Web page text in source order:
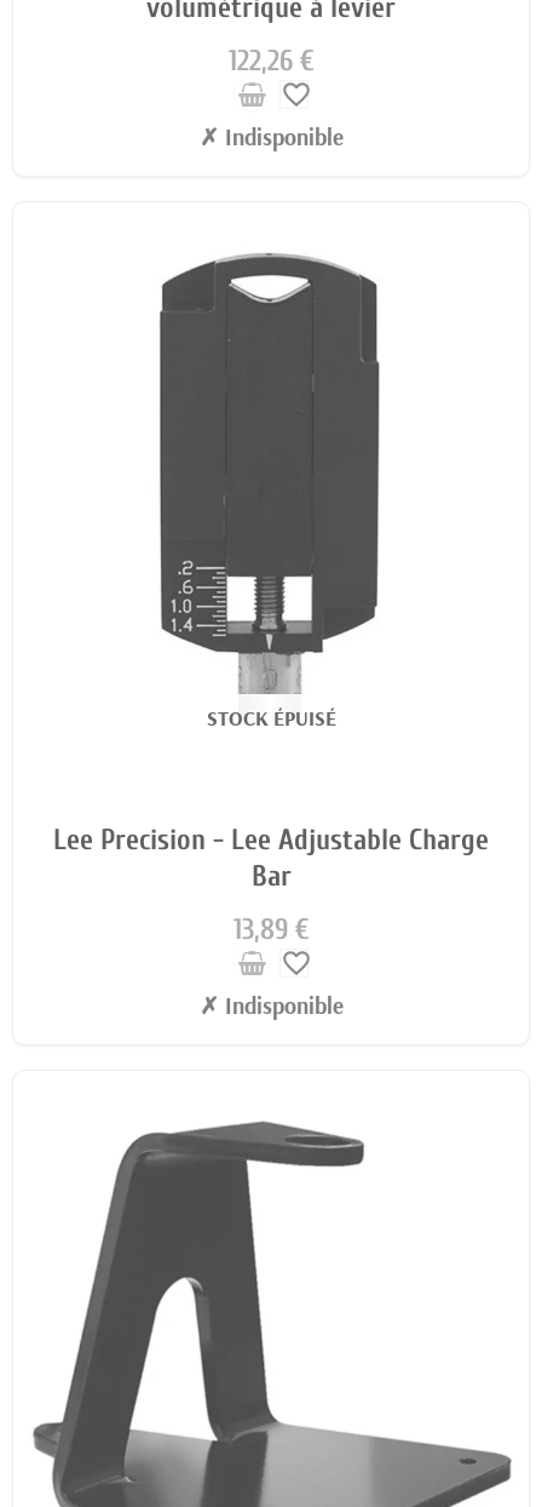
volumétrique à levier
122,26 €
favorite_border
✗ Indisponible
STOCK ÉPUISÉ
Lee Precision - Lee Adjustable Charge
Bar
13,89 €
favorite_border
✗ Indisponible